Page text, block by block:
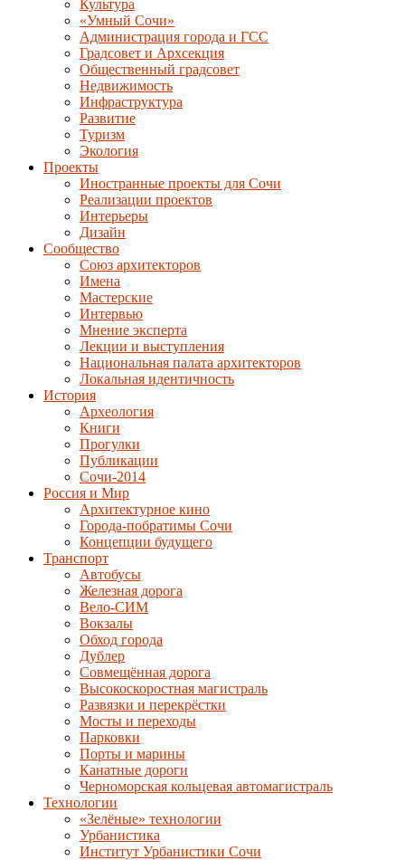
Культура
«Умный Сочи»
Администрация города и ГСС
Градсовет и Архсекция
Общественный градсовет
Недвижимость
Инфраструктура
Развитие
Туризм
Экология
Проекты
Иностранные проекты для Сочи
Реализации проектов
Интерьеры
Дизайн
Сообщество
Союз архитекторов
Имена
Мастерские
Интервью
Мнение эксперта
Лекции и выступления
Национальная палата архитекторов
Локальная идентичность
История
Археология
Книги
Прогулки
Публикации
Сочи-2014
Россия и Мир
Архитектурное кино
Города-побратимы Сочи
Концепции будущего
Транспорт
Автобусы
Железная дорога
Вело-СИМ
Вокзалы
Обход города
Дублер
Совмещённая дорога
Высокоскоростная магистраль
Развязки и перекрёстки
Мосты и переходы
Парковки
Порты и марины
Канатные дороги
Черноморская кольцевая автомагистраль
Технологии
«Зелёные» технологии
Урбанистика
Институт Урбанистики Сочи